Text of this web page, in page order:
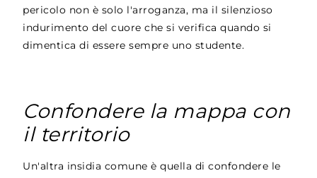
pericolo non è solo l'arroganza, ma il silenzioso
indurimento del cuore che si verifica quando si
dimentica di essere sempre uno studente.
Confondere la mappa con
il territorio
Un'altra insidia comune è quella di confondere le